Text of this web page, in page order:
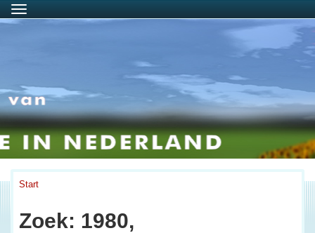
Menu
Start
Zoek: 1980,